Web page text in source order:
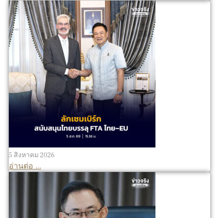
5 สิงหาคม 2026
อ่านต่อ ...